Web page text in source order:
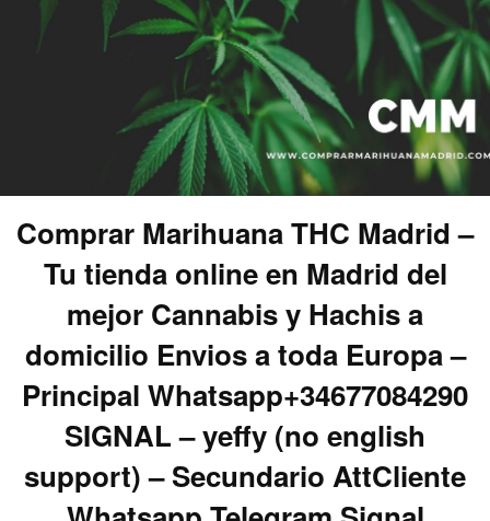
Comprar Marihuana THC Madrid –
Tu tienda online en Madrid del
mejor Cannabis y Hachis a
domicilio Envios a toda Europa –
Principal Whatsapp+34677084290
SIGNAL – yeffy (no english
support) – Secundario AttCliente